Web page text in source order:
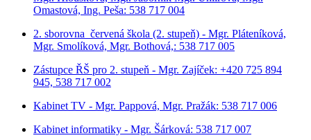
Omastová, Ing. Peša: 538 717 004
2. sborovna červená škola (2. stupeň) - Mgr. Pláteníková,
Mgr. Smolíková, Mgr. Bothová,: 538 717 005
Zástupce ŘŠ pro 2. stupeň - Mgr. Zajíček: +420 725 894
945, 538 717 002
Kabinet TV - Mgr. Pappová, Mgr. Pražák: 538 717 006
Kabinet informatiky - Mgr. Šárková: 538 717 007